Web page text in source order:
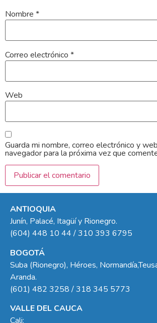
Nombre *
Correo electrónico *
Web
Guarda mi nombre, correo electrónico y
navegador para la próxima vez que
ANTIOQUIA
Junín, Palacé, Itagüí y Rionegro.
(604) 448 10 44 / 310 393 6795
BOGOTÁ
Suba (Rionegro), Héroes,
Aranda.
(601) 482 3258 / 318 345 5773
VALLE DEL CAUCA
Cali: